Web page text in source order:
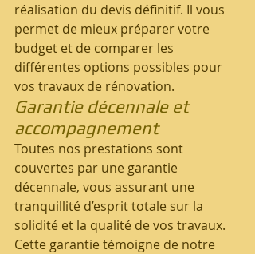
réalisation du devis définitif. Il vous
permet de mieux préparer votre
budget et de comparer les
différentes options possibles pour
vos travaux de rénovation.
Garantie décennale et
accompagnement
Toutes nos prestations sont
couvertes par une garantie
décennale, vous assurant une
tranquillité d’esprit totale sur la
solidité et la qualité de vos travaux.
Cette garantie témoigne de notre